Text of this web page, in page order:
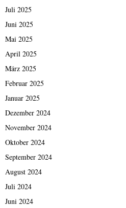
Juli 2025
Juni 2025
Mai 2025
April 2025
März 2025
Februar 2025
Januar 2025
Dezember 2024
November 2024
Oktober 2024
September 2024
August 2024
Juli 2024
Juni 2024